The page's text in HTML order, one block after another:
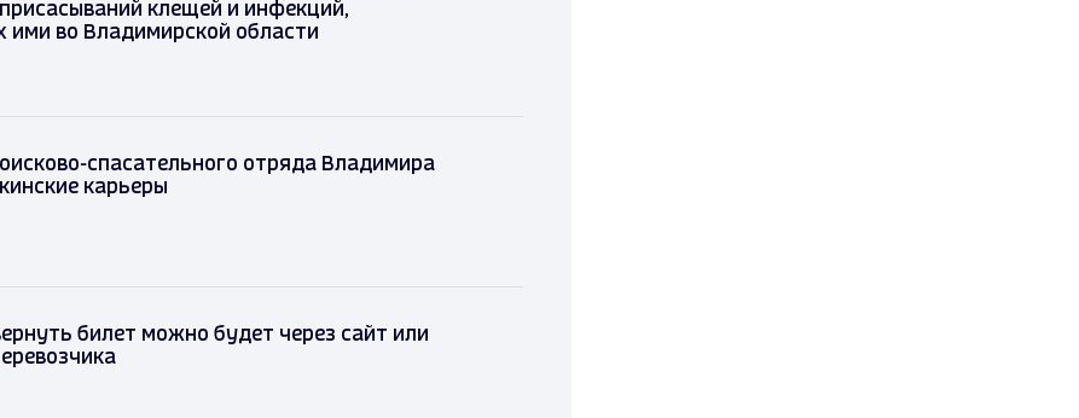
клещей и инфекций,
ими во Владимирской области
спасательного отряда Владимира
карьеры
билет можно будет через сайт или